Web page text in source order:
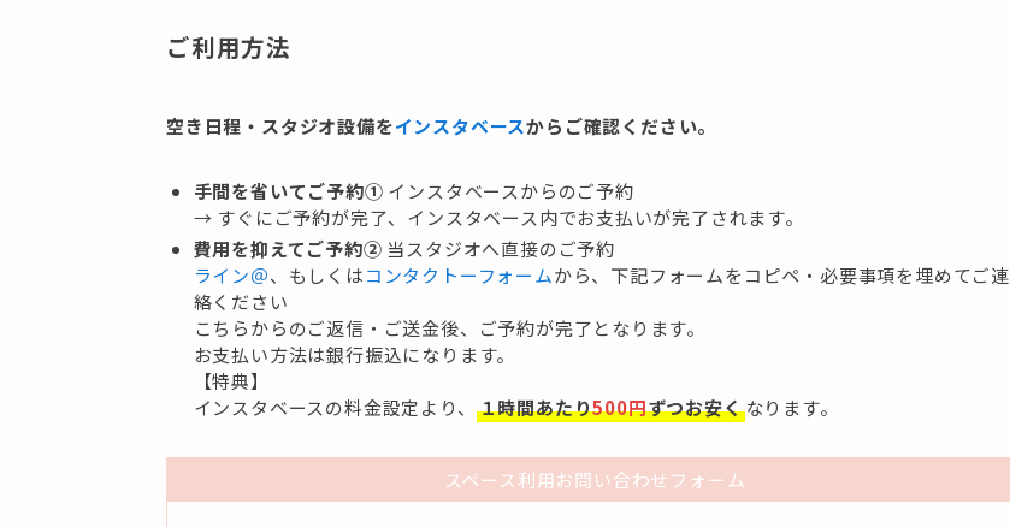
ご利用方法
空き日程・スタジオ設備をインスタベースからご確認ください。
手間を省いてご予約① インスタベースからのご予約
→ すぐにご予約が完了、インスタベース内でお支払いが完了されます。
費用を抑えてご予約② 当スタジオへ直接のご予約
ライン＠、もしくはコンタクトーフォームから、下記フォームをコピペ・必要事項を埋めてご連
絡ください
こちらからのご返信・ご送金後、ご予約が完了となります。
お支払い方法は銀行振込になります。
【特典】
インスタベースの料金設定より、 １時間あたり500円ずつお安くなります。
スペース利用お問い合わせフォーム